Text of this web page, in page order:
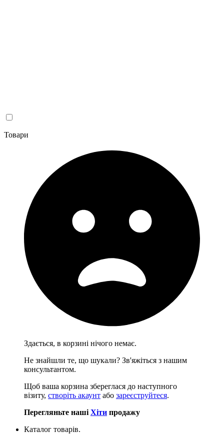
Товари
Здається, в корзині нічого немає.
Не знайшли те, що шукали? Зв'яжіться з нашим
консультантом.
Щоб ваша корзина збереглася до наступного
візиту, створіть акаунт або зареєструйтеся.
Перегляньте наші Хіти продажу
Каталог товарів.